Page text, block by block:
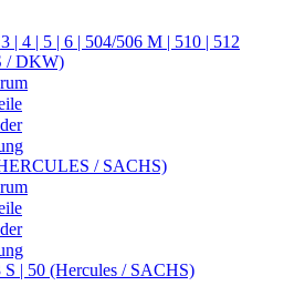
| 4 | 5 | 6 | 504/506 M | 510 | 512
/ DKW)
/ SACHS)
| 50 (Hercules / SACHS)